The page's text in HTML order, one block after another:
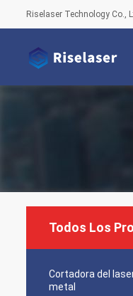
Riselaser Technology Co.,
Todos Los
Cortadora del
metal